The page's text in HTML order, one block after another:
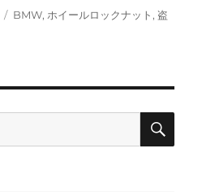
タ
BMW, ホイールロックナット ,盗
検